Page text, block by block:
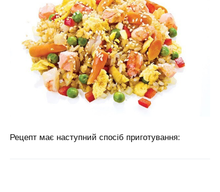
Рецепт має наступний спосіб приготування: